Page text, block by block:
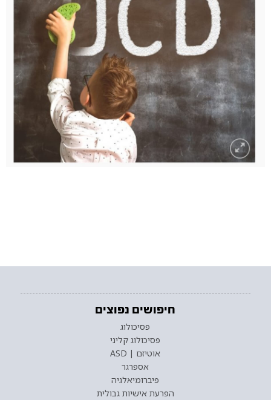
חיפושים נפוצים
פסיכולוג
פסיכולוג קליני
אוטיזם | ASD
אספרגר
פיברומיאלגיה
הפרעת אישיות גבולית